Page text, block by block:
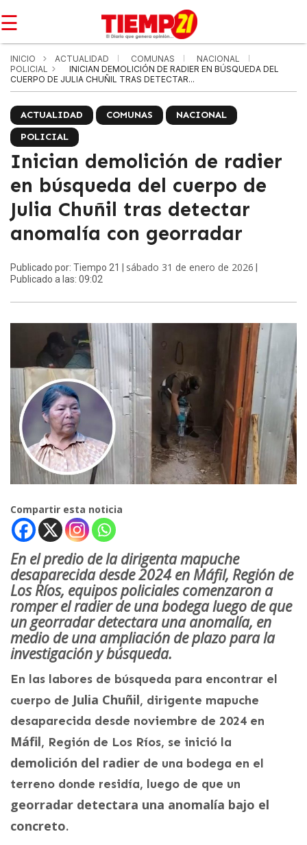
☰
INICIO ACTUALIDAD COMUNAS
NACIONAL
POLICIAL
INICIAN DEMOLICIÓN DE RADIER EN BÚSQUEDA DEL
CUERPO DE JULIA CHUÑIL TRAS DETECTAR...
ACTUALIDAD COMUNAS
NACIONAL
POLICIAL
Inician demolición de radier
en búsqueda del cuerpo de
Julia Chuñil tras detectar
anomalía con georradar
Publicado por: Tiempo 21 | sábado 31 de enero de 2026
Publicado a las: 09:02
Compartir esta noticia
En el predio de la dirigenta mapuche
desaparecida desde 2024 en Máfil, Región de
Los Ríos, equipos policiales comenzaron a
romper el radier de una bodega luego de que
un georradar detectara una anomalía, en
medio de una ampliación de plazo para la
investigación y búsqueda.
En las labores de búsqueda para encontrar el
cuerpo de Julia Chuñil, dirigente mapuche
desaparecida desde noviembre de 2024 en
Máfil, Región de Los Ríos, se inició la
demolición del radier de una bodega en el
terreno donde residía, luego de que un
georradar detectara una anomalía bajo el
concreto.